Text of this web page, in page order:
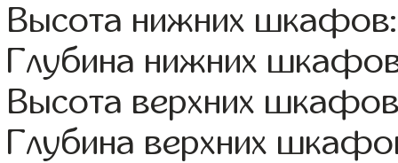
Высота нижних
Глубина нижних
Высота верхних
Глубина верхних